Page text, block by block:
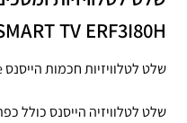
TV ERF3I80H
שלט לטלוויזיות חכמות הייסנס Hisense דגם ERF3I80H
שלט לטלוויזיה הייסנס כולל